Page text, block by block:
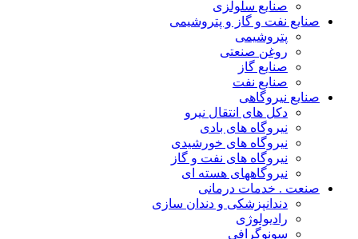
صنایع سلولزی
صنایع نفت و گاز و پتروشیمی
پتروشیمی
روغن صنعتی
صنایع گاز
صنایع نفت
صنایع نیروگاهی
دکل های انتقال نیرو
نیروگاه های بادی
نیروگاه های خورشیدی
نیروگاه های نفت و گاز
نیروگاههای هسته ای
صنعت . خدمات درمانی
دندانپزشکی و دندان سازی
رادیولوژی
سونوگرافی